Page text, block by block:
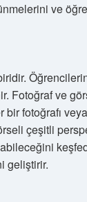
ve
Fotoğraf ve
fotoğrafı
çeşitli
geliştirir.